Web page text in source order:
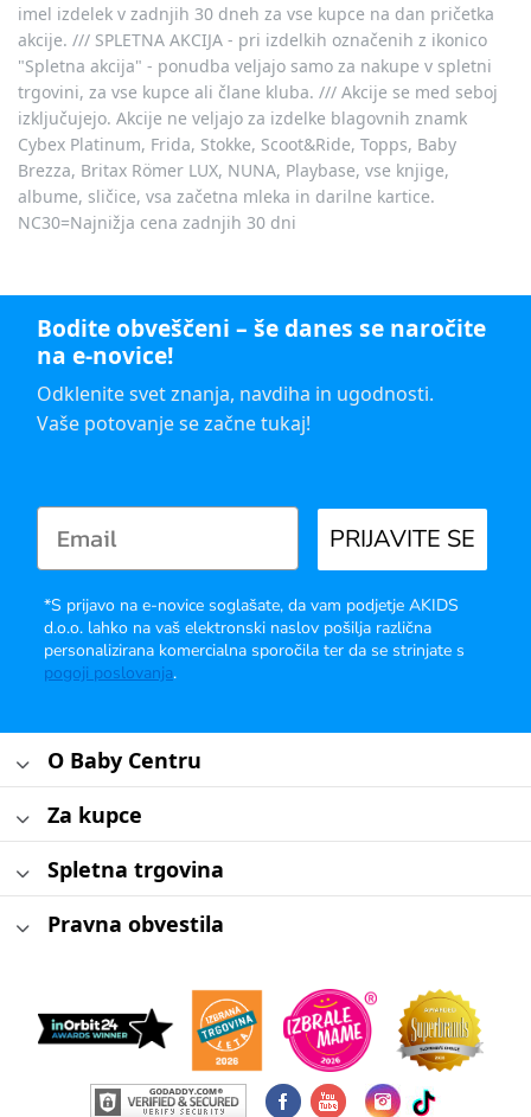
imel izdelek v zadnjih 30 dneh za vse kupce na dan pričetka
akcije. /// SPLETNA AKCIJA - pri izdelkih označenih z ikonico
"Spletna akcija" - ponudba veljajo samo za nakupe v spletni
trgovini, za vse kupce ali člane kluba. /// Akcije se med seboj
izključujejo. Akcije ne veljajo za izdelke blagovnih znamk
Cybex Platinum, Frida, Stokke, Scoot&Ride, Topps, Baby
Brezza, Britax Römer LUX, NUNA, Playbase, vse knjige,
albume, sličice, vsa začetna mleka in darilne kartice.
NC30=Najnižja cena zadnjih 30 dni
Bodite obveščeni – še danes se naročite
na e-novice!
Odklenite svet znanja, navdiha in ugodnosti.
Vaše potovanje se začne tukaj!
PRIJAVITE SE
*S prijavo na e-novice soglašate, da vam podjetje AKIDS
d.o.o. lahko na vaš elektronski naslov pošilja različna
personalizirana komercialna sporočila ter da se strinjate s
pogoji poslovanja.
O Baby Centru
Za kupce
Spletna trgovina
Pravna obvestila